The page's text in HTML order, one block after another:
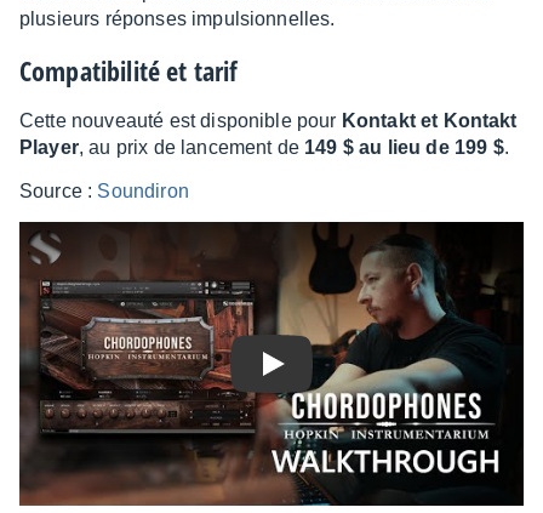
plusieurs réponses impul­sion­nelles.
Compa­ti­bi­lité et tarif
Cette nouveauté est dispo­nible pour Kontakt et Kontakt
Player, au prix de lance­ment de 149 $ au lieu de 199 $.
Source : Soun­di­ron
Play